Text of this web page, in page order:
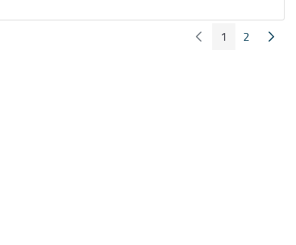
Pagina Precedente
Pagina
1 Pagina
2